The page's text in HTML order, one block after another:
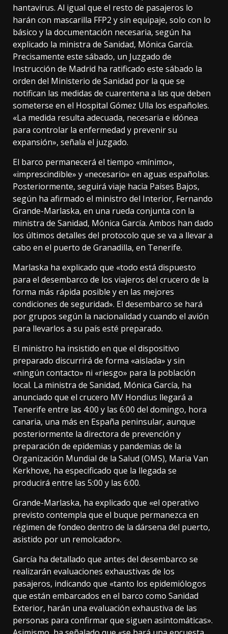
hantavirus. Al igual que el resto de pasajeros lo
harán con mascarilla FFP2 y sin equipaje, solo con lo
básico y la documentación necesaria, según ha
explicado la ministra de Sanidad, Mónica García.
Precisamente este sábado, un Juzgado de
Instrucción de Madrid ha ratificado este sábado la
orden del Ministerio de Sanidad por la que se
notifican las medidas de cuarentena a las que deben
someterse en el Hospital Gómez Ulla los españoles.
«La medida resulta adecuada, necesaria e idónea
para controlar la enfermedad y prevenir su
expansión», señala el juzgado.
El barco permanecerá el tiempo «mínimo»,
«imprescindible» y «necesario» en aguas españolas.
Posteriormente, seguirá viaje hacia Países Bajos,
según ha afirmado el ministro del Interior, Fernando
Grande-Marlaska, en una rueda conjunta con la
ministra de Sanidad, Mónica García. Ambos han dado
los últimos detalles del protocolo que se va a llevar a
cabo en el puerto de Granadilla, en Tenerife.
Marlaska ha explicado que «todo está dispuesto
para el desembarco de los viajeros del crucero de la
forma más rápida posible y en las mejores
condiciones de seguridad». El desembarco se hará
por grupos según la nacionalidad y cuando el avión
para llevarlos a su país esté preparado.
El ministro ha insistido en que el dispositivo
preparado discurrirá de forma «aislada» y sin
«ningún contacto» ni «riesgo» para la población
local. La ministra de Sanidad, Mónica García, ha
anunciado que el crucero MV Hondius llegará a
Tenerife entre las 4:00 y las 6:00 del domingo, hora
canaria, una más en España peninsular, aunque
posteriormente la directora de prevención y
preparación de epidemias y pandemias de la
Organización Mundial de la Salud (OMS), Maria Van
Kerkhove, ha especificado que la llegada se
producirá entre las 5:00 y las 6:00.
Grande-Marlaska, ha explicado que «el operativo
previsto contempla que el buque permanezca en
régimen de fondeo dentro de la dársena del puerto,
asistido por un remolcador».
García ha detallado que antes del desembarco se
realizarán evaluaciones exhaustivas de los
pasajeros, indicando que «tanto los epidemiólogos
que están embarcados en el barco como Sanidad
Exterior, harán una evaluación exhaustiva de las
personas para confirmar que siguen asintomáticas».